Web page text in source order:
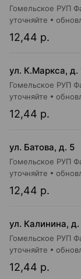
Гомельское РУП
12,44 р.
уточняйте
ул. К.Маркса, д.
Гомельское РУП
12,44 р.
уточняйте
ул. Батова, д. 5
Гомельское РУП
12,44 р.
уточняйте
Гомельское РУП
12,44 р.
уточняйте